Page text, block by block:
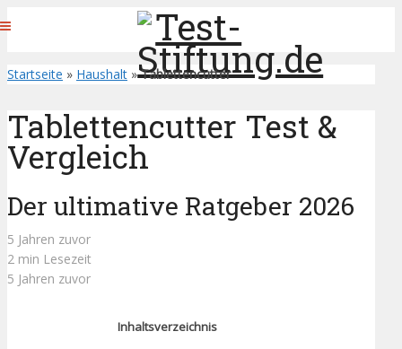
Startseite » Haushalt »Tablettencutter
Tablettencutter Test &
Vergleich
Der ultimative Ratgeber 2026
5 Jahren zuvor
2 min Lesezeit
5 Jahren zuvor
Inhaltsverzeichnis